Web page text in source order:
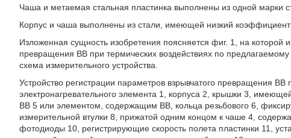
Чаша и метаемая стальная пластинка выполнены из одной марки
Корпус и чаша выполнены из стали, имеющей низкий
Изложенная сущность изобретения поясняется фиг. 1, на которой
превращения ВВ при термических воздействиях по
схема измерительного устройства.
Устройство регистрации параметров взрывчатого превращения ВВ
электронагревательного элемента 1, корпуса 2, крышки 3,
ВВ 5 или элементом, содержащим ВВ, кольца резьбового 6,
измерительной втулки 8, прижатой одним концом к чаше 4,
фотодиоды 10, регистрирующие скорость полета пластинки 11,